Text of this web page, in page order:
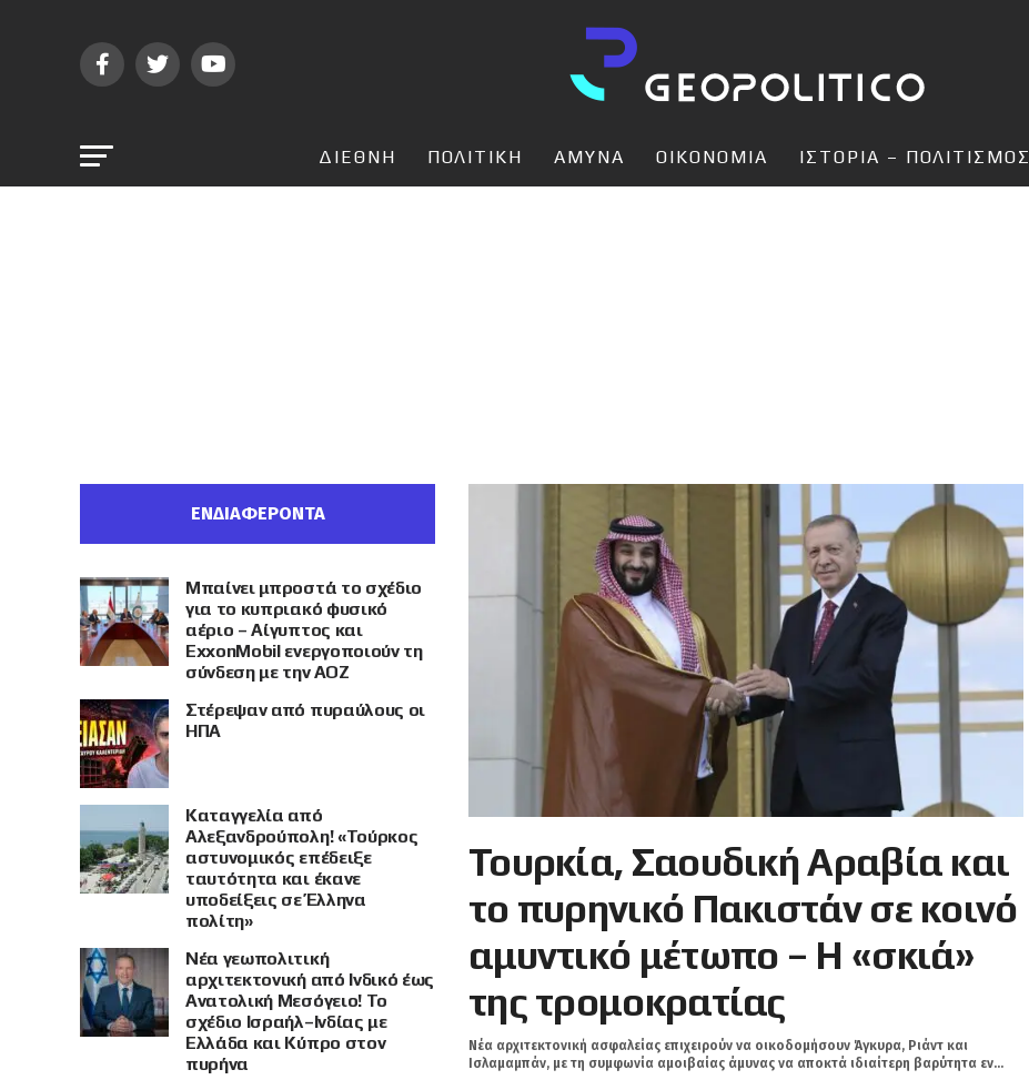
ΔΙΕΘΝΗ ΠΟΛΙΤΙΚΗ ΑΜΥΝΑ ΟΙΚΟΝΟΜΙΑ ΙΣΤΟΡΙΑ – ΠΟΛΙΤΙΣΜΟΣ
Τουρκία, Σαουδική Αραβία και
το πυρηνικό Πακιστάν σε κοινό
αμυντικό μέτωπο – Η «σκιά»
της τρομοκρατίας
Νέα αρχιτεκτονική ασφαλείας επιχειρούν να οικοδομήσουν Άγκυρα, Ριάντ και
Ισλαμαμπάν, με τη συμφωνία αμοιβαίας άμυνας να αποκτά ιδιαίτερη βαρύτητα εν...
ΕΝΔΙΑΦΕΡΟΝΤΑ
Μπαίνει μπροστά το σχέδιο
για το κυπριακό φυσικό
αέριο – Αίγυπτος και
ExxonMobil ενεργοποιούν τη
σύνδεση με την ΑΟΖ
Στέρεψαν από πυραύλους οι
ΗΠΑ
Καταγγελία από
Αλεξανδρούπολη! «Τούρκος
αστυνομικός επέδειξε
ταυτότητα και έκανε
υποδείξεις σε Έλληνα
πολίτη»
Νέα γεωπολιτική
αρχιτεκτονική από Ινδικό έως
Ανατολική Μεσόγειο! Το
σχέδιο Ισραήλ–Ινδίας με
Ελλάδα και Κύπρο στον
πυρήνα